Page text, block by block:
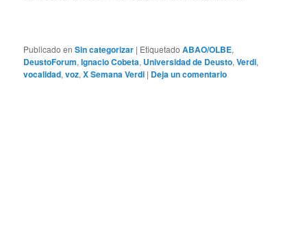
Publicado en Sin categorizar | Etiquetado ABAO/OLBE,
DeustoForum,Ignacio Cobeta, Universidad de Deusto,Verdi,
vocalidad,voz,X Semana Verdi | Deja un comentario